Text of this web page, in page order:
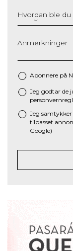
Hvordan ble
Anmerkninger
Abonnere på
* Jeg godtar de
Jeg
tilpasset
Google)